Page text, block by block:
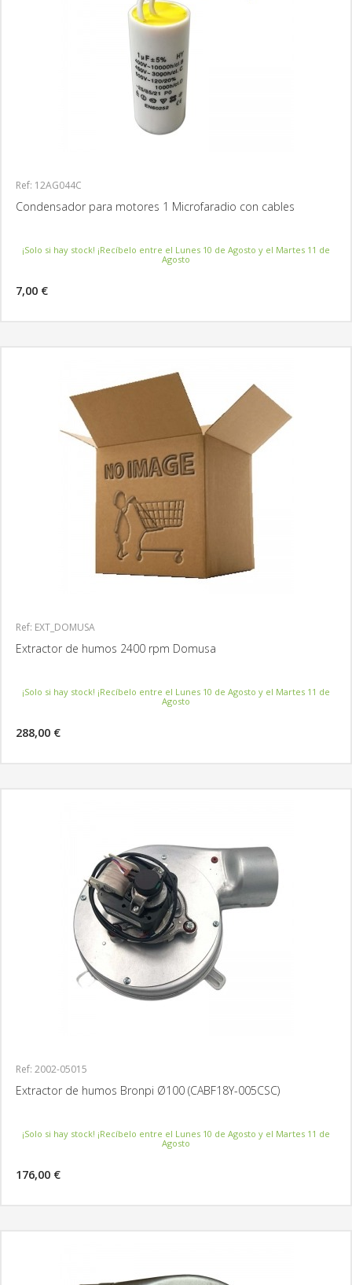
Ref: 12AG044C
Condensador para motores 1 Microfaradio con cables
¡Solo si hay stock! ¡Recíbelo entre el Lunes 10 de Agosto y el Martes 11 de
Agosto
7,00 €
Ref: EXT_DOMUSA
Extractor de humos 2400 rpm Domusa
¡Solo si hay stock! ¡Recíbelo entre el Lunes 10 de Agosto y el Martes 11 de
Agosto
288,00 €
Ref: 2002-05015
Extractor de humos Bronpi Ø100 (CABF18Y-005CSC)
¡Solo si hay stock! ¡Recíbelo entre el Lunes 10 de Agosto y el Martes 11 de
Agosto
176,00 €